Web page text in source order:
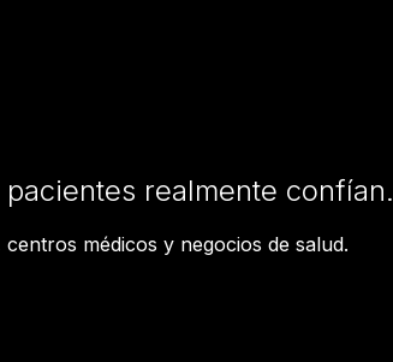
realmente confían.
médicos y negocios de salud.